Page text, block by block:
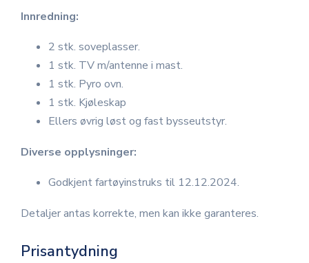
Innredning:
2 stk. soveplasser.
1 stk. TV m/antenne i mast.
1 stk. Pyro ovn.
1 stk. Kjøleskap
Ellers øvrig løst og fast bysseutstyr.
Diverse opplysninger:
Godkjent fartøyinstruks til 12.12.2024.
Detaljer antas korrekte, men kan ikke garanteres.
Prisantydning